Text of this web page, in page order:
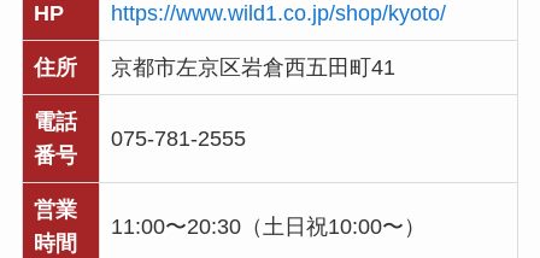
HP https://www.wild1.co.jp/shop/kyoto/
住所 京都市左京区岩倉西五田町41
電話
番号
075-781-2555
営業
時間
11:00〜20:30（土日祝10:00〜）